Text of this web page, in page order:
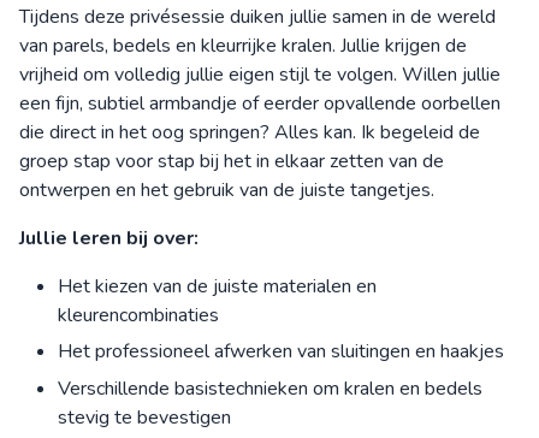
Tijdens deze privésessie duiken jullie samen in de wereld
van parels, bedels en kleurrijke kralen. Jullie krijgen de
vrijheid om volledig jullie eigen stijl te volgen. Willen jullie
een fijn, subtiel armbandje of eerder opvallende oorbellen
die direct in het oog springen? Alles kan. Ik begeleid de
groep stap voor stap bij het in elkaar zetten van de
ontwerpen en het gebruik van de juiste tangetjes.
Jullie leren bij over:
Het kiezen van de juiste materialen en
kleurencombinaties
Het professioneel afwerken van sluitingen en haakjes
Verschillende basistechnieken om kralen en bedels
stevig te bevestigen